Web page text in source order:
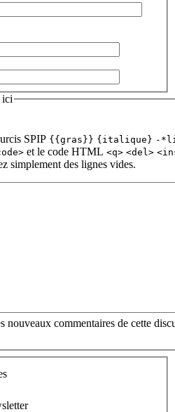
ici
SPIP {{gras}} {italique} -
et le code HTML <q> <del>
simplement des lignes vides.
nouveaux commentaires de cette